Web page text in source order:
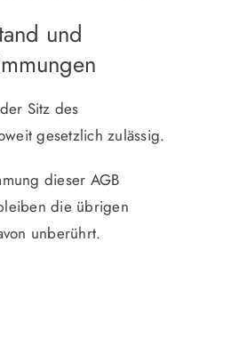
und
Sitz des
gesetzlich zulässig.
dieser AGB
die übrigen
unberührt.